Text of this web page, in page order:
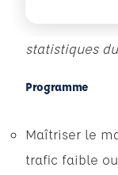
statistiques
Programme
Maîtriser le
trafic faible